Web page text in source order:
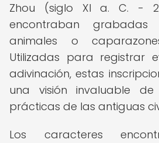
Zhou (siglo XI a. C. -
encontraban
animales o
Utilizadas para registrar
adivinación, estas
una visión invaluable
prácticas de las antiguas
Los caracteres